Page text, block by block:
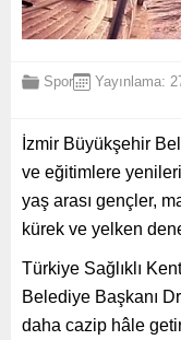
Spor Yayınlama:
İzmir Büyükşehir
ve eğitimlere
yaş arası gençler,
kürek ve yelken
Türkiye Sağlıklı
Belediye Başkanı
daha cazip hâle